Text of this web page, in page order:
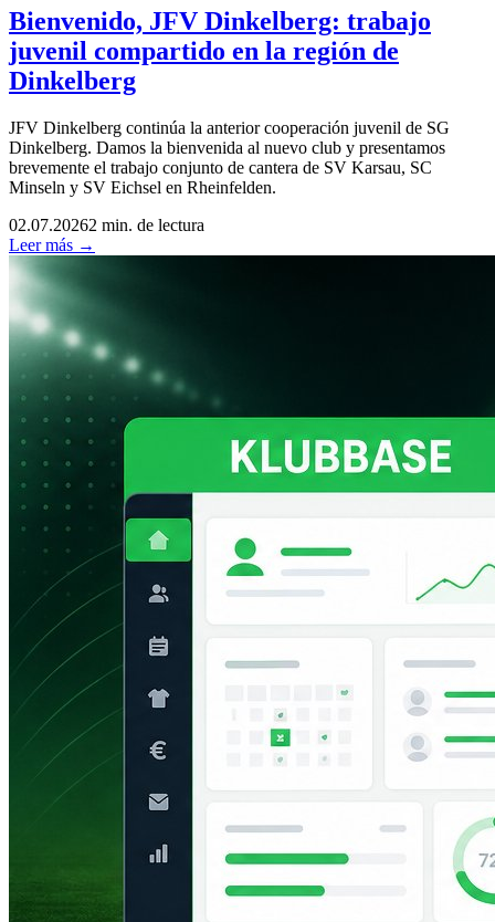
Bienvenido, JFV Dinkelberg: trabajo
juvenil compartido en la región de
Dinkelberg
JFV Dinkelberg continúa la anterior cooperación juvenil de SG
Dinkelberg. Damos la bienvenida al nuevo club y presentamos
brevemente el trabajo conjunto de cantera de SV Karsau, SC
Minseln y SV Eichsel en Rheinfelden.
02.07.20262 min. de lectura
Leer más →